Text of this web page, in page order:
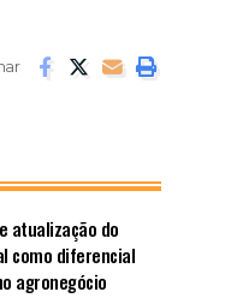
atualização do
como diferencial
agronegócio